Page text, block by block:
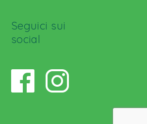
Seguici sui
social